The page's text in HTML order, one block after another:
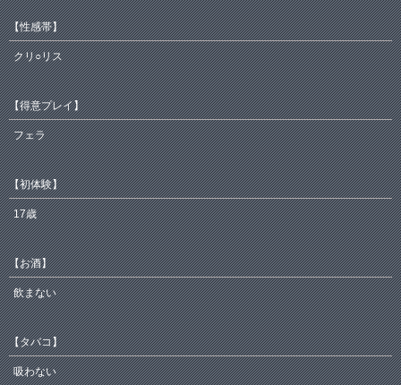
【性感帯】
クリ○リス
【得意プレイ】
フェラ
【初体験】
17歳
【お酒】
飲まない
【タバコ】
吸わない